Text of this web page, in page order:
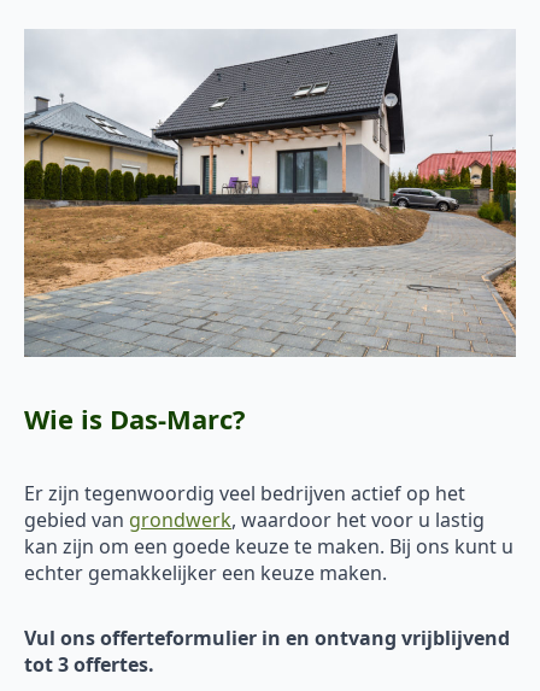
Wie is Das-Marc?
Er zijn tegenwoordig veel bedrijven actief op het
gebied van grondwerk, waardoor het voor u lastig
kan zijn om een goede keuze te maken. Bij ons kunt u
echter gemakkelijker een keuze maken.
Vul ons offerteformulier in en ontvang vrijblijvend
tot 3 offertes.